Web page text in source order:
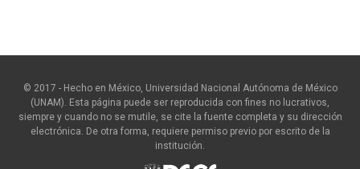
© 2017 - Hecho en México, Universidad Nacional Autónoma de México
(UNAM). Esta página puede ser reproducida con fines no lucrativos,
siempre y cuando no se mutile, se cite la fuente completa y su dirección
electrónica. De otra forma, requiere permiso previo por escrito de la
institución.